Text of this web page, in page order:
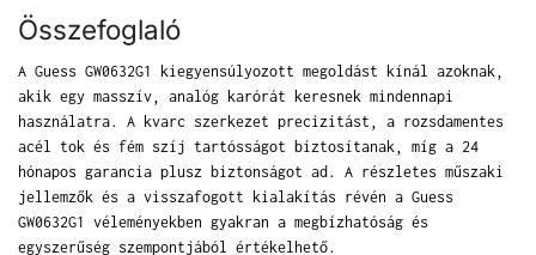
Összefoglaló
A Guess GW0632G1 kiegyensúlyozott megoldást kínál azoknak,
akik egy masszív, analóg karórát keresnek mindennapi
használatra. A kvarc szerkezet precizitást, a rozsdamentes
acél tok és fém szíj tartósságot biztosítanak, míg a 24
hónapos garancia plusz biztonságot ad. A részletes műszaki
jellemzők és a visszafogott kialakítás révén a Guess
GW0632G1 véleményekben gyakran a megbízhatóság és
egyszerűség szempontjából értékelhető.